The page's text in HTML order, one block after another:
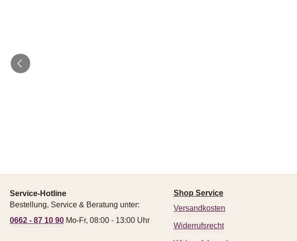
Service-Hotline
Bestellung, Service & Beratung unter:
0662 - 87 10 90 Mo-Fr, 08:00 - 13:00 Uhr
Shop Service
Versandkosten
Widerrufsrecht